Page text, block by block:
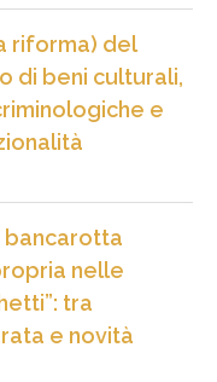
riforma) del
di beni culturali,
e
bancarotta
nelle
tra
e novità